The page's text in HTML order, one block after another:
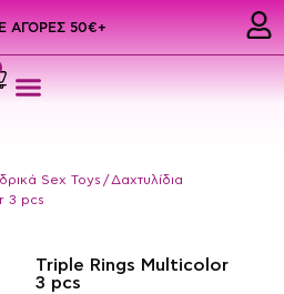
ΑΓΟΡΕΣ 50€+
Sex Toys / Δαχτυλίδια
3 pcs
Triple Rings Multicolor
3 pcs